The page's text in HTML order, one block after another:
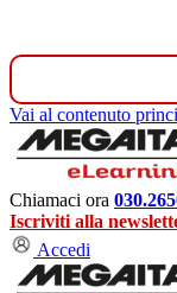
Vai al contenuto
Chiamaci ora
Iscriviti alla
Accedi